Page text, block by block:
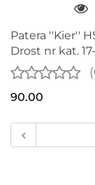
Patera ''Kier''
Drost nr kat.
90.00